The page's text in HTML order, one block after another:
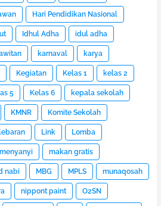
Hari Pendidikan Nasional
Idhul Adha idul adha
karnaval karya
Kegiatan Kelas 1 kelas 2
5 Kelas 6 kepala sekolah
KMNR Komite Sekolah
Link Lomba
makan gratis
nabi MBG MPLS munaqosah
nippont paint O2SN